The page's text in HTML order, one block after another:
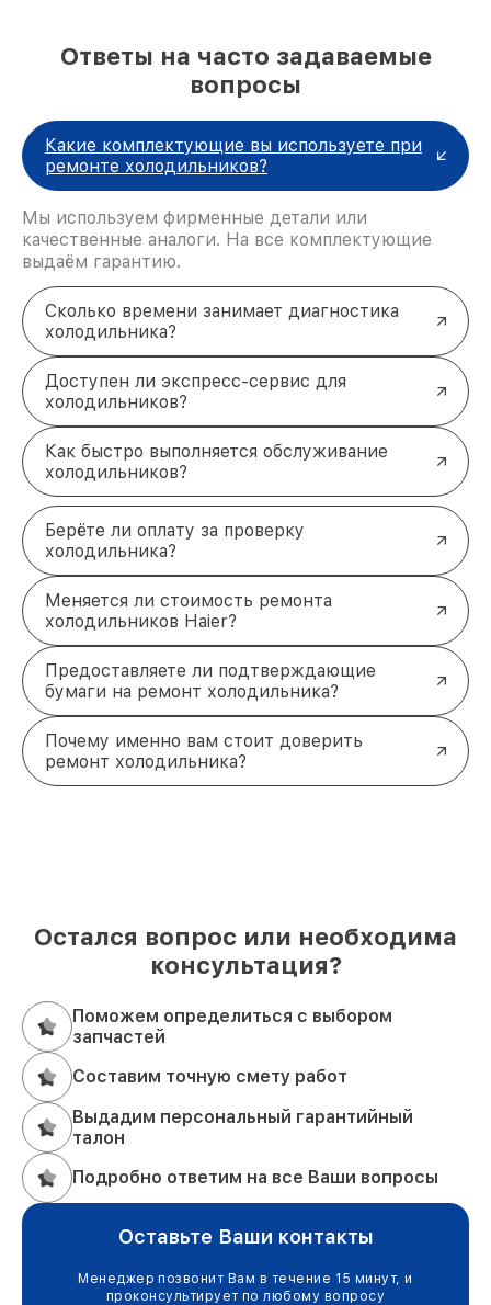
кратчайшие сроки, чтобы вы могли снова
пользоваться техникой.
платежей, все суммы согласовываются
заранее.
Как вызвать мастера в Москве?
Звоните нам по телефону+7 (495) 152-68-30или
приезжайте в сервисный центр по адресу:
Сущёвский Вал, 5с1. Наши специалисты
оперативно помогут вернуть холодильник Haier в
рабочее состояние, чтобы он снова радовал вас
исправной работой!
Ответы на часто задаваемые
вопросы
Какие комплектующие вы используете при
ремонте холодильников?
Мы используем фирменные детали или
качественные аналоги. На все комплектующие
выдаём гарантию.
Сколько времени занимает диагностика
холодильника?
Доступен ли экспресс-сервис для
холодильников?
Как быстро выполняется обслуживание
холодильников?
Берёте ли оплату за проверку
холодильника?
Меняется ли стоимость ремонта
холодильников Haier?
Предоставляете ли подтверждающие
бумаги на ремонт холодильника?
Почему именно вам стоит доверить
ремонт холодильника?
Остался вопрос или необходима
консультация?
Поможем определиться с выбором
запчастей
Составим точную смету работ
Выдадим персональный гарантийный
талон
Подробно ответим на все Ваши вопросы
Оставьте Ваши контакты
Менеджер позвонит Вам в течение 15 минут, и
проконсультирует по любому вопросу